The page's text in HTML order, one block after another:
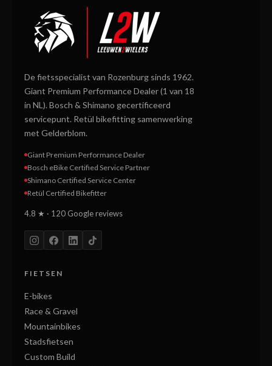
De fietsspecialist van Rozenburg sinds 1962.
Giant Premium Performance Dealer (1 van 18
in NL). Bosch & Shimano gecertificeerd
servicepunt. Retül bikefitting samenwerking
met Gelderblom.
Giant Premium Performance Dealer
Bosch eBike Certified Service Partner
Shimano Certified Service Center
Retül Certified Bikefitter
4.8 ★ · 120 Google reviews
FIETSEN
E-bikes
Race & Gravel
Mountainbikes
Stadsfietsen
Custom Build